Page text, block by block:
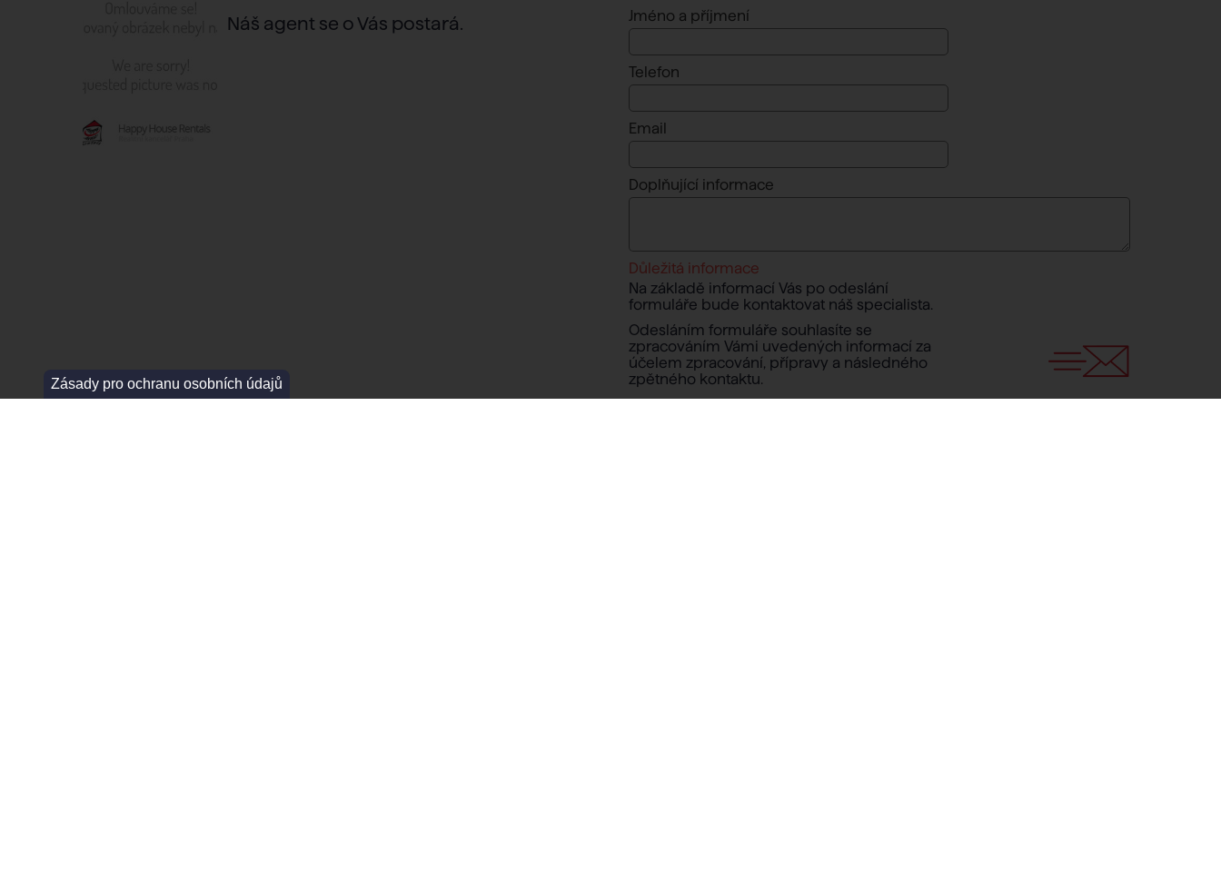
Zásady pro ochranu osobních údajů
Náš agent se o Vás postará.
Jméno a příjmení
Telefon
Email
Doplňující informace
Důležitá informace
Na základě informací Vás po odeslání
formuláře bude kontaktovat náš specialista.
Odesláním formuláře souhlasíte se
zpracováním Vámi uvedených informací za
účelem zpracování, přípravy a následného
zpětného kontaktu.